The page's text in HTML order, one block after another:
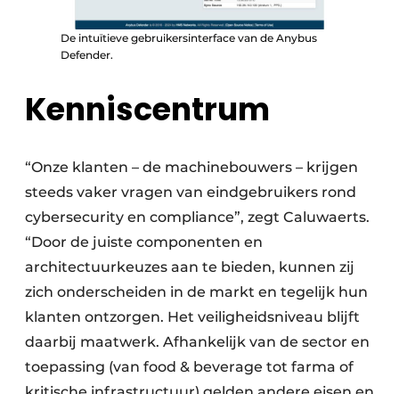
De intuïtieve gebruikersinterface van de Anybus
Defender.
Kenniscentrum
“Onze klanten – de machinebouwers – krijgen
steeds vaker vragen van eindgebruikers rond
cybersecurity en compliance”, zegt Caluwaerts.
“Door de juiste componenten en
architectuurkeuzes aan te bieden, kunnen zij
zich onderscheiden in de markt en tegelijk hun
klanten ontzorgen. Het veiligheidsniveau blijft
daarbij maatwerk. Afhankelijk van de sector en
toepassing (van food & beverage tot farma of